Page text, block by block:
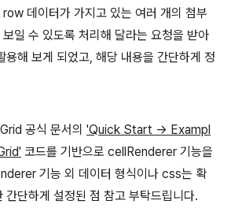
데이터가 가지고 있는 여러 개의 첨부
일 수 있도록 처리해 달라는 요청을 받아
용해 보게 되었고, 해당 내용을 간단하게 정
공식 문서의 'Quick Start -> Exampl
코드를 기반으로 cellRenderer 기능을
기능 외 데이터 형식이나 css는 확
간단하게 설정된 점 참고 부탁드립니다.